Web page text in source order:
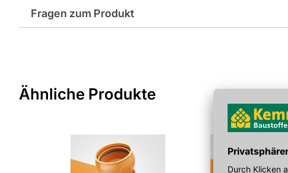
EAN: 4007360392857
Fragen zum Produkt
Ähnliche Produkte